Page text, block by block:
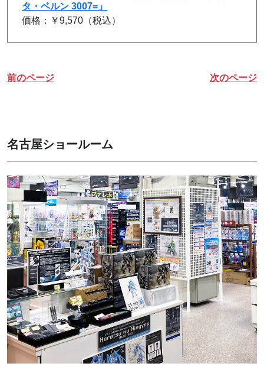
タ・ベルン 3007=」
価格：￥9,570（税込）
前のページ 次のページ
名古屋ショールーム